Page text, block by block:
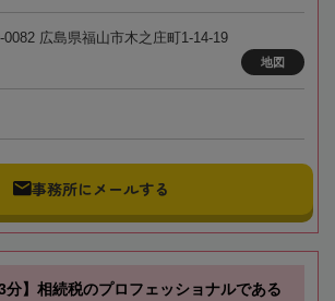
0082 広島県福山市木之庄町1-14-19
地図
事務所にメールする
分】相続税のプロフェッショナルである